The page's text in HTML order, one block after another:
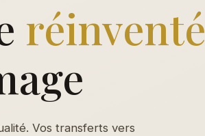
réinventé
Vos transferts vers